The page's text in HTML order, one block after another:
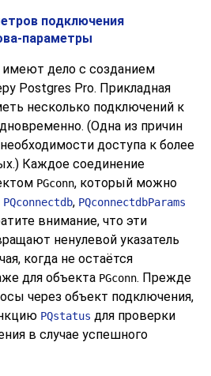
подключения
параметры
дело с созданием
Postgres Pro. Прикладная
несколько подключений к
(Одна из причин
доступа к более
Каждое соединение
PGconn, который можно
PQconnectdb, PQconnectdbParams
внимание, что эти
ненулевой указатель
когда не остаётся
для объекта PGconn. Прежде
через объект подключения,
PQstatus для проверки
в случае успешного